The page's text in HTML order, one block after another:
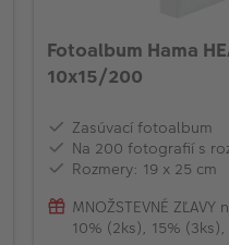
Fotoalbum Hama
10x15/200
Zasúvací fotoalbum
Na 200 fotografií s
Rozmery: 19 x 25 cm
MNOŽSTEVNÉ
10% (2ks), 15%